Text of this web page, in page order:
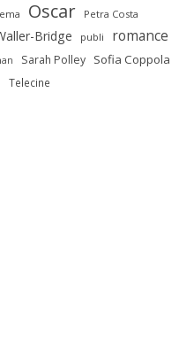
Oscar Petra Costa
Bridge publi romance
Sarah Polley Sofia Coppola
Telecine